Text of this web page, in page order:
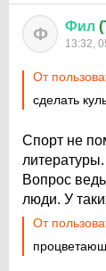
Ф Фил
13:32,
От
сделать
Спорт не
литературы.
Вопрос
люди. У
От